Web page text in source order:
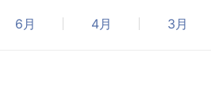
6月 4月 3月